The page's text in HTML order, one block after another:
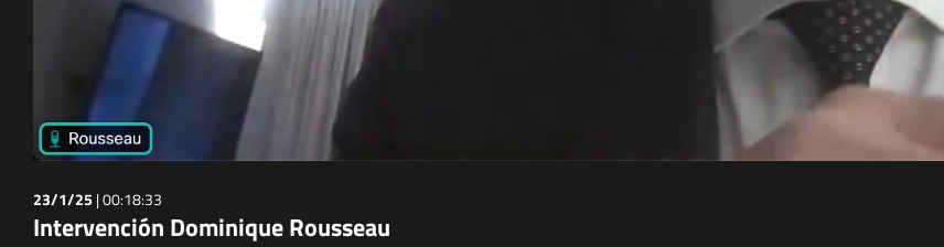
23/1/25 |00:18:33
Intervención Dominique Rousseau